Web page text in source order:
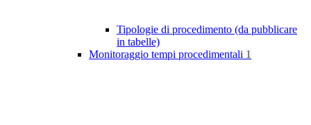
Tipologie di procedimento (da pubblicare
in tabelle)
Monitoraggio tempi procedimentali 1